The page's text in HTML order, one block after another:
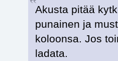
Akusta pitää
punainen ja
koloonsa. Jos
ladata.